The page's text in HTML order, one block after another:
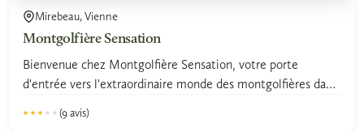
Mirebeau, Vienne
Montgolfière Sensation
Bienvenue chez Montgolfière Sensation, votre porte
d'entrée vers l'extraordinaire monde des montgolfières dans
★★★★★
★★★★★ (9 avis)